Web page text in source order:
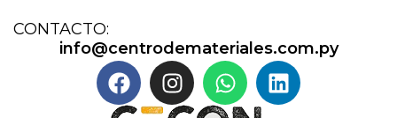
CONTACTO:
info@centrodemateriales.com.py